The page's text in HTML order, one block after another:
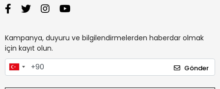
Kampanya, duyuru ve bilgilendirmelerden haberdar olmak
için kayıt olun.
Gönder